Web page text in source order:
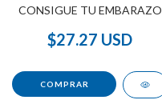
CONSIGUE TU EMBARAZO
$27.27 USD